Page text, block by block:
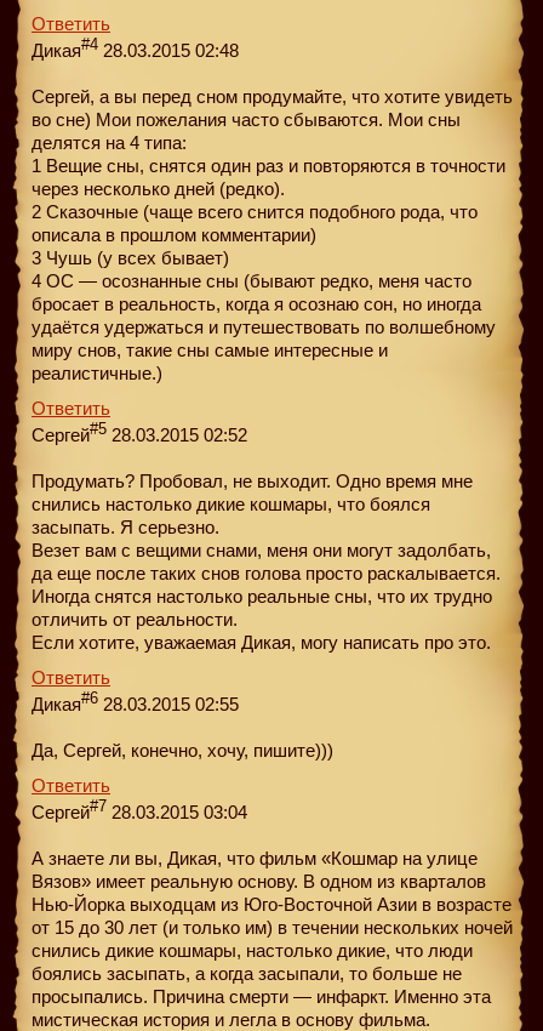
Ответить
Дикая#4 28.03.2015 02:48
Сергей, а вы перед сном продумайте, что хотите увидеть
во сне) Мои пожелания часто сбываются. Мои сны
делятся на 4 типа:
1 Вещие сны, снятся один раз и повторяются в точности
через несколько дней (редко).
2 Сказочные (чаще всего снится подобного рода, что
описала в прошлом комментарии)
3 Чушь (у всех бывает)
4 ОС — осознанные сны (бывают редко, меня часто
бросает в реальность, когда я осознаю сон, но иногда
удаётся удержаться и путешествовать по волшебному
миру снов, такие сны самые интересные и
реалистичные.)
Ответить
Сергей#5 28.03.2015 02:52
Продумать? Пробовал, не выходит. Одно время мне
снились настолько дикие кошмары, что боялся
засыпать. Я серьезно.
Везет вам с вещими снами, меня они могут задолбать,
да еще после таких снов голова просто раскалывается.
Иногда снятся настолько реальные сны, что их трудно
отличить от реальности.
Если хотите, уважаемая Дикая, могу написать про это.
Ответить
Дикая#6 28.03.2015 02:55
Да, Сергей, конечно, хочу, пишите)))
Ответить
Сергей#7 28.03.2015 03:04
А знаете ли вы, Дикая, что фильм «Кошмар на улице
Вязов» имеет реальную основу. В одном из кварталов
Нью-Йорка выходцам из Юго-Восточной Азии в возрасте
от 15 до 30 лет (и только им) в течении нескольких ночей
снились дикие кошмары, настолько дикие, что люди
боялись засыпать, а когда засыпали, то больше не
просыпались. Причина смерти — инфаркт. Именно эта
мистическая история и легла в основу фильма.